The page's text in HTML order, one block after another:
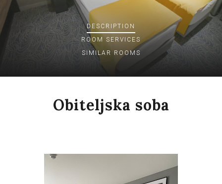
DESCRIPTION
ROOM SERVICES
SIMILAR ROOMS
Obiteljska soba